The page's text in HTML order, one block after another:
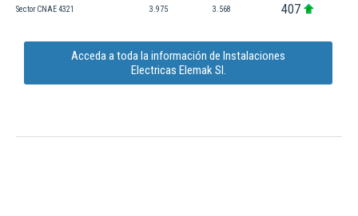
Sector CNAE 4321 3.975 3.568 407
Acceda a toda la información de Instalaciones
Electricas Elemak Sl.